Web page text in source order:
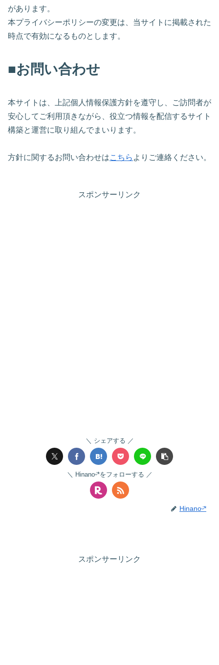
があります。
本プライバシーポリシーの変更は、当サイトに掲載された
時点で有効になるものとします。
■お問い合わせ
本サイトは、上記個人情報保護方針を遵守し、ご訪問者が
安心してご利用頂きながら、役立つ情報を配信するサイト
構築と運営に取り組んでまいります。
方針に関するお問い合わせはこちら よりご連絡ください。
スポンサーリンク
シェアする
Hinanoᵕ̈*をフォローする
Hinanoᵕ̈*
スポンサーリンク